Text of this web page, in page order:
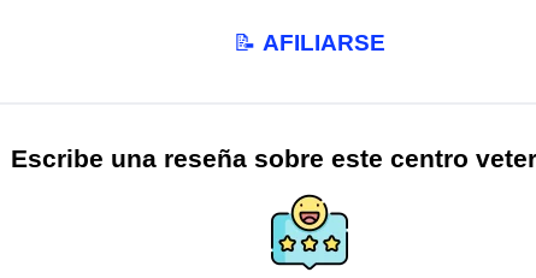
📝 AFILIARSE
Escribe una reseña sobre este centro